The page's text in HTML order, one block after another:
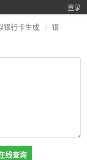
登录
银行卡生成 银行卡号
线查询